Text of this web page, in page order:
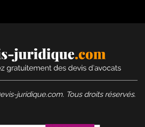
juridique.com. Tous droits réservés.